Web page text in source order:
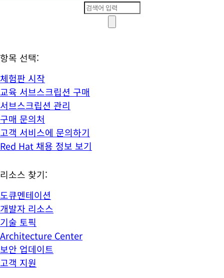
항목 선택:
체험판 시작
교육 서브스크립션 구매
서브스크립션 관리
구매 문의처
고객 서비스에 문의하기
Red Hat 채용 정보 보기
리소스 찾기:
도큐멘테이션
개발자 리소스
기술 토픽
Architecture Center
보안 업데이트
고객 지원